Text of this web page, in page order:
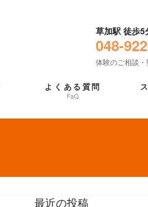
草加駅 徒歩5
048-
体験のご相談
よくある質問
FaQ
最近の投稿